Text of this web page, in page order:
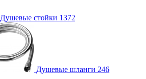
Душевые стойки 1372
Душевые шланги 246